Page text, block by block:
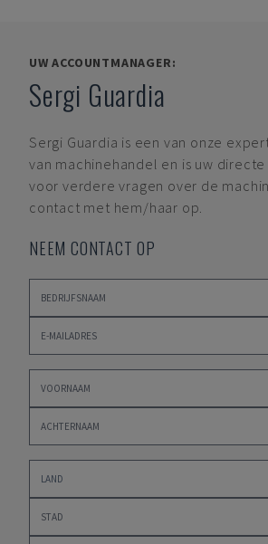
UW ACCOUNTMANAGER:
Sergi Guardia
Sergi Guardia is een van onze
van machinehandel en is uw
voor verdere vragen over de
contact met hem/haar op.
NEEM CONTACT OP